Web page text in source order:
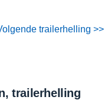
trailerhelling >>
trailerhelling